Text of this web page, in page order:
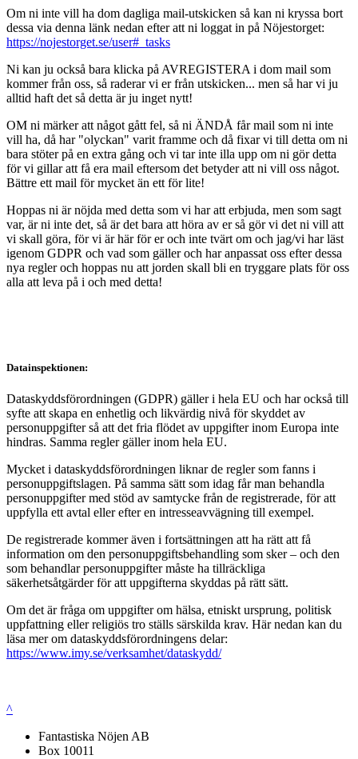
Om ni inte vill ha dom dagliga mail-utskicken så kan ni kryssa bort
dessa via denna länk nedan efter att ni loggat in på Nöjestorget:
https://nojestorget.se/user#_tasks
Ni kan ju också bara klicka på AVREGISTERA i dom mail som
kommer från oss, så raderar vi er från utskicken... men så har vi ju
alltid haft det så detta är ju inget nytt!
OM ni märker att något gått fel, så ni ÄNDÅ får mail som ni inte
vill ha, då har "olyckan" varit framme och då fixar vi till detta om ni
bara stöter på en extra gång och vi tar inte illa upp om ni gör detta
för vi gillar att få era mail eftersom det betyder att ni vill oss något.
Bättre ett mail för mycket än ett för lite!
Hoppas ni är nöjda med detta som vi har att erbjuda, men som sagt
var, är ni inte det, så är det bara att höra av er så gör vi det ni vill att
vi skall göra, för vi är här för er och inte tvärt om och jag/vi har läst
igenom GDPR och vad som gäller och har anpassat oss efter dessa
nya regler och hoppas nu att jorden skall bli en tryggare plats för oss
alla att leva på i och med detta!
Datainspektionen:
Dataskyddsförordningen (GDPR) gäller i hela EU och har också till
syfte att skapa en enhetlig och likvärdig nivå för skyddet av
personuppgifter så att det fria flödet av uppgifter inom Europa inte
hindras. Samma regler gäller inom hela EU.
Mycket i dataskyddsförordningen liknar de regler som fanns i
personuppgiftslagen. På samma sätt som idag får man behandla
personuppgifter med stöd av samtycke från de registrerade, för att
uppfylla ett avtal eller efter en intresseavvägning till exempel.
De registrerade kommer även i fortsättningen att ha rätt att få
information om den personuppgiftsbehandling som sker – och den
som behandlar personuppgifter måste ha tillräckliga
säkerhetsåtgärder för att uppgifterna skyddas på rätt sätt.
Om det är fråga om uppgifter om hälsa, etniskt ursprung, politisk
uppfattning eller religiös tro ställs särskilda krav. Här nedan kan du
läsa mer om dataskyddsförordningens delar:
https://www.imy.se/verksamhet/dataskydd/
^
Fantastiska Nöjen AB
Box 10011